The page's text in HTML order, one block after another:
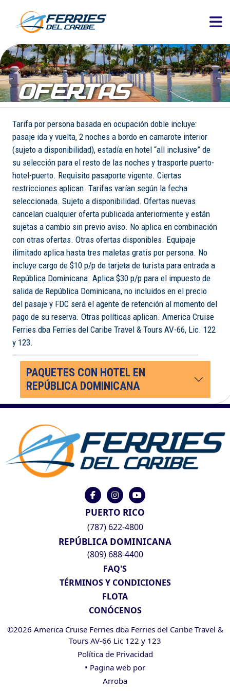
OFERTAS
Tarifa por persona basada en ocupación doble incluye:
pasaje ida y vuelta, 2 noches a bordo en camarote interior
(sujeto a disponibilidad), estadía en hotel “all inclusive” de
su selección para el resto de las noches y trasporte puerto-
hotel-puerto. Requisito pasaporte vigente. Ciertas
restricciones aplican. Tarifas varían según la fecha
seleccionada. Sujeto a disponibilidad. Ofertas nuevas
cancelan cualquier oferta publicada anteriormente y están
sujetas a cambio sin previo aviso. No aplica en combinación
con otras ofertas. Otras ofertas disponibles. Equipaje
ilimitado aplica hasta tres maletas gratis por persona. No
incluye cargo de $10 p/p de tarjeta de turista para entrada a
República Dominicana. Aplica $30 p/p para el impuesto de
salida de República Dominicana, no incluidos en el precio
del pasaje y FDC será el agente de retención al momento del
pago de su reserva. Otras políticas aplican. America Cruise
Ferries dba Ferries del Caribe Travel & Tours AV-66, Lic. 122
y 123.
PAQUETES CON HOTEL EN
REPÚBLICA DOMINICANA
PUERTO RICO
(787) 622-4800
REPÚBLICA DOMINICANA
(809) 688-4400
FAQ'S
TÉRMINOS Y CONDICIONES
FLOTA
CONÓCENOS
©2026 America Cruise Ferries dba Ferries del Caribe Travel &
Tours AV-66 Lic 122 y 123
Política de Privacidad
• Pagina web por
Arroba